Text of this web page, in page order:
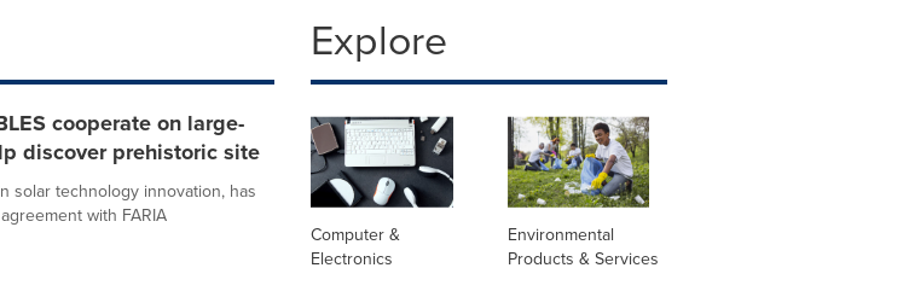
cooperate on large-
discover prehistoric site
solar technology innovation, has
with FARIA
Explore
Computer &
Electronics
Environmental
Products & Services